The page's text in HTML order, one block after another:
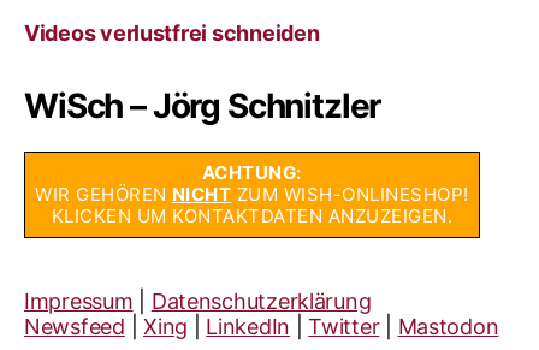
Videos verlustfrei schneiden
WiSch – Jörg Schnitzler
ACHTUNG:
WIR GEHÖREN NICHT ZUM WISH-ONLINESHOP!
KLICKEN UM KONTAKTDATEN ANZUZEIGEN.
Impressum
Datenschutzerklärung
Newsfeed |Xing LinkedIn |Twitter Mastodon